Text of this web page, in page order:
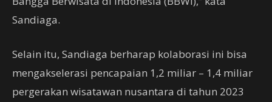
Sandiaga.
Selain itu, Sandiaga berharap kolaborasi ini bisa
mengakselerasi pencapaian 1,2 miliar – 1,4 miliar
pergerakan wisatawan nusantara di tahun 2023